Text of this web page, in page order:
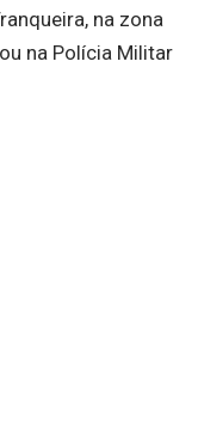
na zona
na Polícia Militar